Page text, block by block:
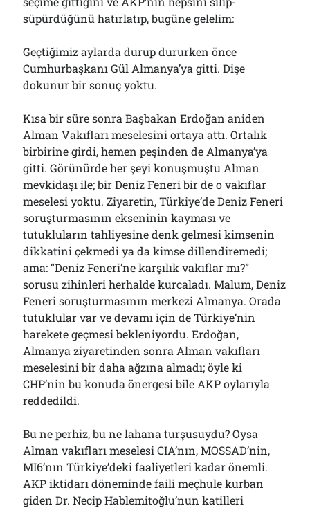
süpürdüğünü hatırlatıp, bugüne gelelim:
Geçtiğimiz aylarda durup dururken önce
Cumhurbaşkanı Gül Almanya’ya gitti. Dişe
dokunur bir sonuç yoktu.
Kısa bir süre sonra Başbakan Erdoğan aniden
Alman Vakıfları meselesini ortaya attı. Ortalık
birbirine girdi, hemen peşinden de Almanya’ya
gitti. Görünürde her şeyi konuşmuştu Alman
mevkidaşı ile; bir Deniz Feneri bir de o vakıflar
meselesi yoktu. Ziyaretin, Türkiye’de Deniz Feneri
soruşturmasının ekseninin kayması ve
tutukluların tahliyesine denk gelmesi kimsenin
dikkatini çekmedi ya da kimse dillendiremedi;
ama: “Deniz Feneri’ne karşılık vakıflar mı?”
sorusu zihinleri herhalde kurcaladı. Malum, Deniz
Feneri soruşturmasının merkezi Almanya. Orada
tutuklular var ve devamı için de Türkiye’nin
harekete geçmesi bekleniyordu. Erdoğan,
Almanya ziyaretinden sonra Alman vakıfları
meselesini bir daha ağzına almadı; öyle ki
CHP’nin bu konuda önergesi bile AKP oylarıyla
reddedildi.
Bu ne perhiz, bu ne lahana turşusuydu? Oysa
Alman vakıfları meselesi CIA’nın, MOSSAD’nin,
MI6’nın Türkiye’deki faaliyetleri kadar önemli.
AKP iktidarı döneminde faili meçhule kurban
giden Dr. Necip Hablemitoğlu’nun katilleri